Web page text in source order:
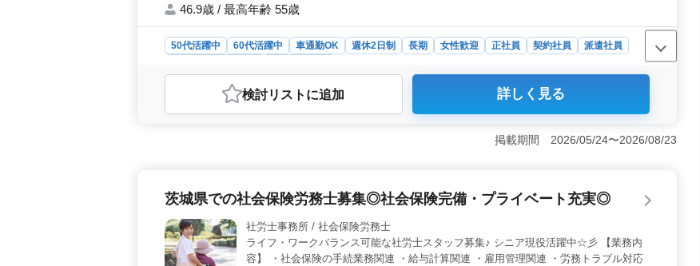
46.9歳 / 最高年齢 55歳
50代活躍中 60代活躍中 車通勤OK 週休2日制 長期 女性歓迎 正社員 契約社員
派遣社員
おすすめポイント
＜スキル向上＞ 労務業務の幅広い経験を積むことが出来るので、社労士業務スキルを向上させ
が豊富です。 ＜福利厚生＞ 賞与は年2回支給で、マイカー通勤可能、社会保険完備などの
します。
検討リスト に追加 詳しく見る
掲載期間 2026/05/24〜2026/08/23
茨城県での社会保険労務士募集◎社会保険完備・プライベート充実◎
社労士事務所 / 社会保険労務士
ライフ・ワークバランス可能な社労士スタッフ募集♪ シニア現役活躍中☆彡 【業務内
容】 ・社会保険の手続業務関連 ・給与計算関連 ・雇用管理関連 ・労務トラブル対応